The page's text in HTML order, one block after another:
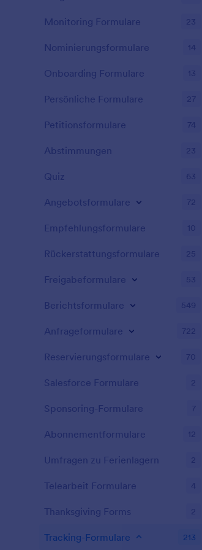
Monitoring Formulare 23
Nominierungsformulare 14
Onboarding Formulare 13
Persönliche Formulare 27
Petitionsformulare 74
Abstimmungen 23
Quiz 63
Angebotsformulare 72
Empfehlungsformulare 10
Rückerstattungsformulare 25
Freigabeformulare 53
Berichtsformulare 549
Anfrageformulare 722
Reservierungsformulare 70
Salesforce Formulare 2
Sponsoring-Formulare 7
Abonnementformulare 12
Umfragen zu Ferienlagern 2
Telearbeit Formulare 4
Thanksgiving Forms 2
Tracking-Formulare 213